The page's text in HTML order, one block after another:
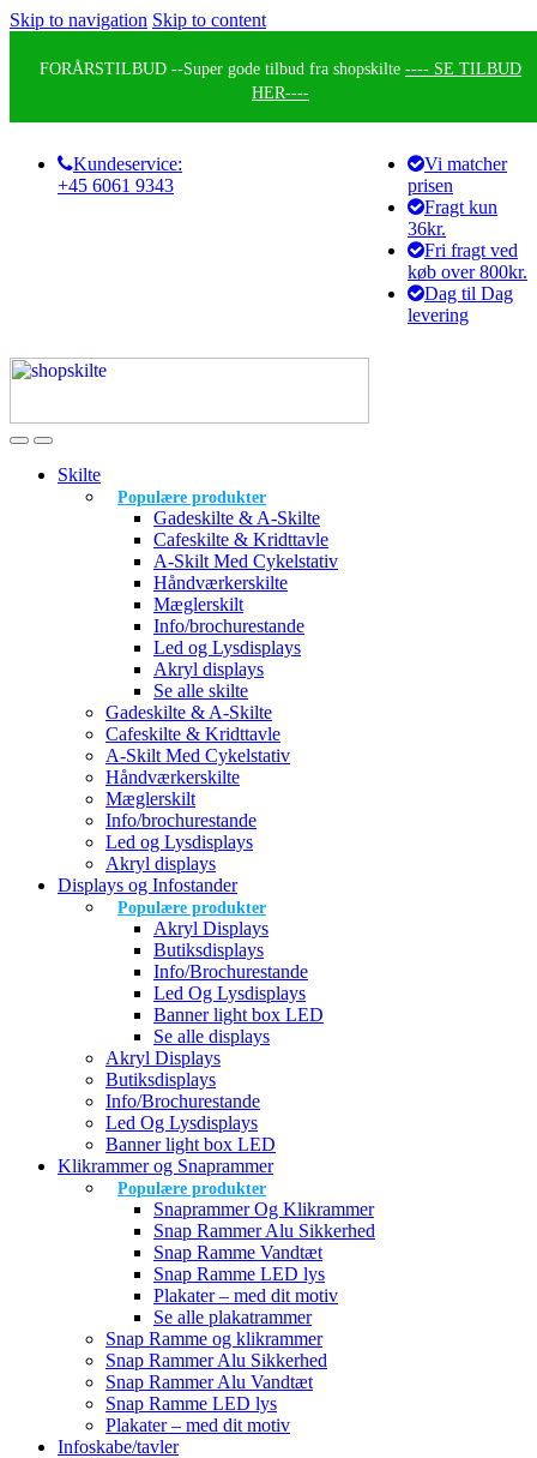
Skip to navigation Skip to content
FORÅRSTILBUD --Super gode tilbud fra shopskilte ---- SE TILBUD
HER----
Kundeservice:
+45 6061 9343
Vi matcher
prisen
Fragt kun
36kr.
Fri fragt ved
køb over 800kr.
Dag til Dag
levering
Skilte
Populære produkter
Gadeskilte & A-Skilte
Cafeskilte & Kridttavle
A-Skilt Med Cykelstativ
Håndværkerskilte
Mæglerskilt
Info/brochurestande
Led og Lysdisplays
Akryl displays
Se alle skilte
Gadeskilte & A-Skilte
Cafeskilte & Kridttavle
A-Skilt Med Cykelstativ
Håndværkerskilte
Mæglerskilt
Info/brochurestande
Led og Lysdisplays
Akryl displays
Displays og Infostander
Populære produkter
Akryl Displays
Butiksdisplays
Info/Brochurestande
Led Og Lysdisplays
Banner light box LED
Se alle displays
Akryl Displays
Butiksdisplays
Info/Brochurestande
Led Og Lysdisplays
Banner light box LED
Klikrammer og Snaprammer
Populære produkter
Snaprammer Og Klikrammer
Snap Rammer Alu Sikkerhed
Snap Ramme Vandtæt
Snap Ramme LED lys
Plakater – med dit motiv
Se alle plakatrammer
Snap Ramme og klikrammer
Snap Rammer Alu Sikkerhed
Snap Rammer Alu Vandtæt
Snap Ramme LED lys
Plakater – med dit motiv
Infoskabe/tavler